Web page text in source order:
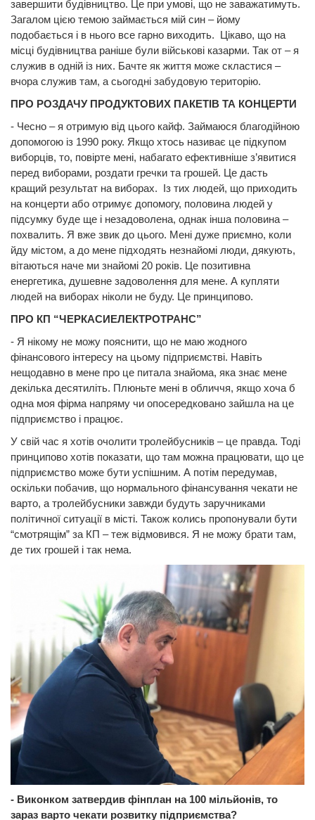
завершити будівництво. Це при умові, що не заважатимуть.
Загалом цією темою займається мій син – йому
подобається і в нього все гарно виходить. Цікаво, що на
місці будівництва раніше були військові казарми. Так от – я
служив в одній із них. Бачте як життя може скластися –
вчора служив там, а сьогодні забудовую територію.
ПРО РОЗДАЧУ ПРОДУКТОВИХ ПАКЕТІВ ТА КОНЦЕРТИ
- Чесно – я отримую від цього кайф. Займаюся благодійною
допомогою із 1990 року. Якщо хтось називає це підкупом
виборців, то, повірте мені, набагато ефективніше з’явитися
перед виборами, роздати гречки та грошей. Це дасть
кращий результат на виборах. Із тих людей, що приходить
на концерти або отримує допомогу, половина людей у
підсумку буде ще і незадоволена, однак інша половина –
похвалить. Я вже звик до цього. Мені дуже приємно, коли
йду містом, а до мене підходять незнайомі люди, дякують,
вітаються наче ми знайомі 20 років. Це позитивна
енергетика, душевне задоволення для мене. А купляти
людей на виборах ніколи не буду. Це принципово.
ПРО КП “ЧЕРКАСИЕЛЕКТРОТРАНС”
- Я нікому не можу пояснити, що не маю жодного
фінансового інтересу на цьому підприємстві. Навіть
нещодавно в мене про це питала знайома, яка знає мене
декілька десятиліть. Плюньте мені в обличчя, якщо хоча б
одна моя фірма напряму чи опосередковано зайшла на це
підприємство і працює.
У свій час я хотів очолити тролейбусників – це правда. Тоді
принципово хотів показати, що там можна працювати, що це
підприємство може бути успішним. А потім передумав,
оскільки побачив, що нормального фінансування чекати не
варто, а тролейбусники завжди будуть заручниками
політичної ситуації в місті. Також колись пропонували бути
“смотрящім” за КП – теж відмовився. Я не можу брати там,
де тих грошей і так нема.
- Виконком затвердив фінплан на 100 мільйонів, то
зараз варто чекати розвитку підприємства?